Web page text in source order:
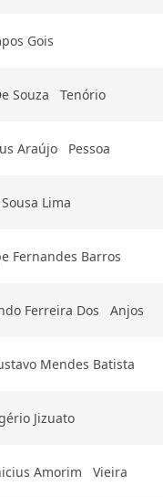
Gois
Souza Tenório
Araújo Pessoa
Lima
Fernandes Barros
Ferreira Dos Anjos
Mendes Batista
Jizuato
Amorim Vieira